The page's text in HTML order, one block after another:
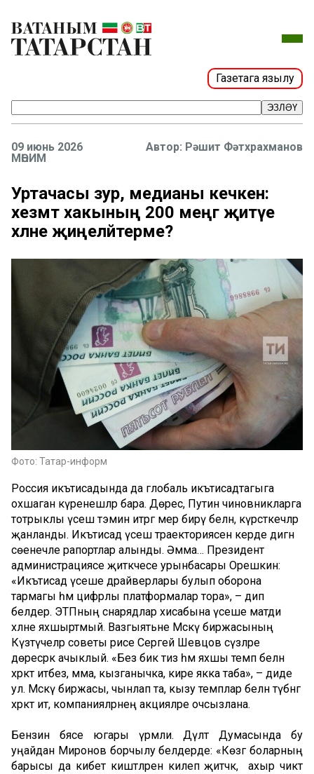
Газетага язылу
ЭЗЛӘҮ
09 июнь 2026
МӨҺИМ
Рәшит Фәтхрахманов
Уртачасы зур, медианы кечкенә:
хезмәт хакының 200 меңгә җитүе
хәлне җиңеләйтерме?
Фото: Татар-информ
Россия икътисадында да глобаль икътисадтагыга
охшаган күренешләр бара. Дөрес, Путин чиновникларга
тотрыклы үсеш тәэмин итәргә әмер бирү белән, күрсәткечләр
җанланды. Икътисад үсеш траекториясенә керде дигән
сөенечле рапортлар алынды. Әмма… Президент
администрациясе җитәкчесе урынбасары Орешкин:
«Икътисад үсеше драйверлары булып оборона
тармагы һәм цифрлы платформалар тора», – дип
белдерә. ЭТПның снарядлар хисабына үсеше матди
хәлне яхшыртмый. Вазгыятьне Мәскәү биржасының
Күзәтүчеләр советы рәисе Сергей Шевцов сүзләре
дөресрәк ачыклый. «Без бик тиз һәм яхшы темп белән
хәрәкәт итәбез, әмма, кызганычка, кире якка таба», – диде
ул. Мәскәү биржасы, чынлап та, кызу темплар белән түбәнгә
хәрәкәт итә, компанияләрнең акцияләре очсызлана.
Бензин бәясе югары үрмәли. Дәүләт Думасында бу
уңайдан Миронов борчылу белдерде: «Көзгә боларның
барысы да кибет киштәләренә килеп җитәчәк, ә ахыр чиктә